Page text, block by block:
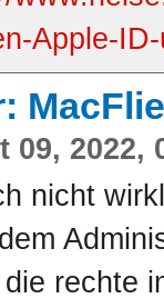
Apple-
09, 2022,
nicht
rechte